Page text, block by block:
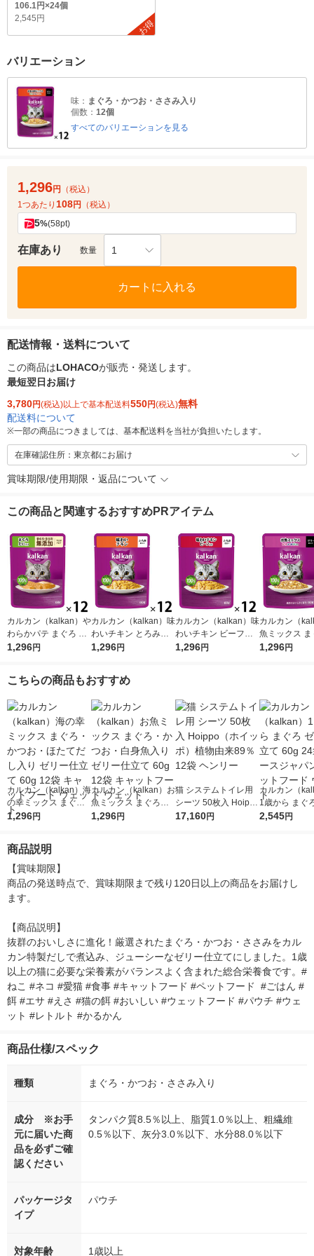
106.1円×24個
2,545円
お得
バリエーション
味： まぐろ・かつお・ささみ入り
個数： 12個
すべてのバリエーションを見る
1,296円
（税込）
1つあたり 108円 （税込）
5%(58pt)
在庫あり 数量 1
カートに入れる
配送情報・送料について
この商品はLOHACOが販売・発送します。
最短翌日お届け
3,780円(税込)以上で基本配送料550円(税込)無料
配送料について
※一部の商品につきましては、基本配送料を当社が負担いたします。
在庫確認住所：東京都にお届け
賞味期限/使用期限・返品について
この商品と関連するおすすめPRアイテム
カルカン（kalkan）や
わらかパテ まぐろ た
い入り 着色料・発色
ト
1,296円
カルカン（kalkan）味
わいチキン とろみ仕
立て 60g 12袋 マース
1,296円
カルカン（kalkan）味
わいチキン ビーフ入
り とろみ仕立て 60g
1,296円
カルカン（
魚ミックス ま
かつお・たい
1,296円
こちらの商品もおすすめ
カルカン（kalkan）海
の幸ミックス まぐ
ろ・かつお・ほたてだ
ード ウェット
1,296円
カルカン（kalkan）お
魚ミックス まぐろ・
かつお・白身魚入り
1,296円
猫 システムトイレ用
シーツ 50枚入 Hoippo
（ホイッポ）植物由来
17,160円
カルカン（
1歳から まぐ
ー仕立て 60g
2,545円
商品説明
【賞味期限】
商品の発送時点で、賞味期限まで残り120日以上の商品をお届けし
ます。
【商品説明】
抜群のおいしさに進化！厳選されたまぐろ・かつお・ささみをカル
カン特製だしで煮込み、ジューシーなゼリー仕立てにしました。1歳
以上の猫に必要な栄養素がバランスよく含まれた総合栄養食です。#
ねこ #ネコ #愛猫 #食事 #キャットフード #ペットフード  #ごはん #
餌 #エサ #えさ #猫の餌 #おいしい #ウェットフード #パウチ #ウェ
ット #レトルト #かるかん
商品仕様/スペック
種類 まぐろ・かつお・ささみ入り
成分 ※お手
元に届いた商
品を必ずご確
認ください
タンパク質8.5％以上、脂質1.0％以上、粗繊維
0.5％以下、灰分3.0％以下、水分88.0％以下
パッケージタ
イプ
パウチ
対象年齢 1歳以上